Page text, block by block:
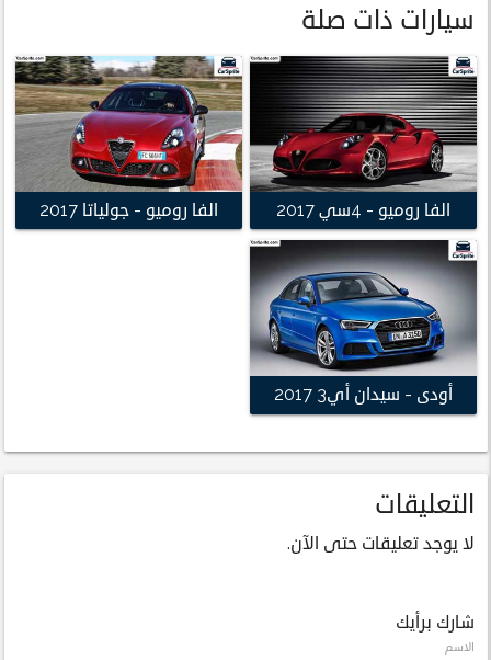
سيارات ذات صلة
الفا روميو - 4سي 2017 الفا روميو - جولياتا 2017
أودى - سيدان أي3 2017
التعليقات
لا يوجد تعليقات حتى الآن.
شارك برأيك
الاسم